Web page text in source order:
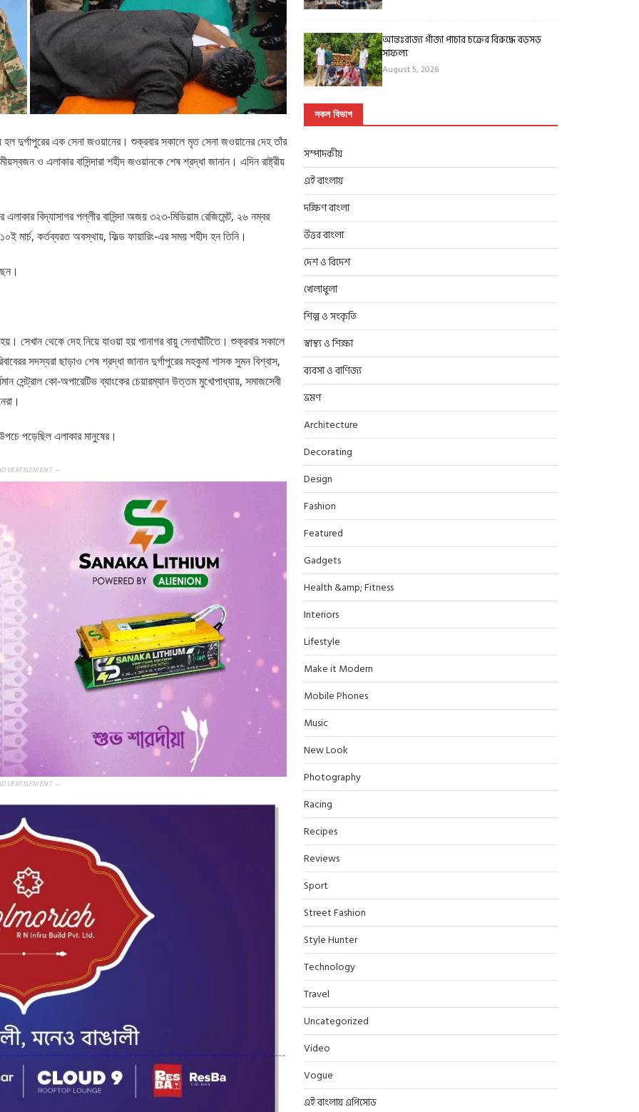
হল দুর্গাপুরের এক সেনা জওয়ানের। শুক্রবার সকালে মৃত সেনা জওয়ানের দেহ তাঁর
ও এলাকার বাসিন্দারা শহীদ জওয়ানকে শেষ শ্রদ্ধা জানান।‌ এদিন রাষ্ট্রীয়
বিদ্যাসাগর পল্লীর বাসিন্দা অজয় ৩২৩-মিডিয়াম রেজিমেন্ট, ২৬ নম্বর
মার্চ, কর্তব্যরত অবস্থায়, ফিল্ড ফায়ারিং-এর সময় শহীদ হন তিনি।
সেখান থেকে দেহ নিয়ে যাওয়া হয় পানাগর বায়ু সেনাঘাঁটিতে। শুক্রবার সকালে
সদস্যরা ছাড়াও শেষ শ্রদ্ধা জানান দুর্গাপুরের মহকুমা শাসক সুমন বিশ্বাস,
সেন্ট্রাল কো-অপারেটিভ ব্যাংকের চেয়ারম্যান উত্তম মুখোপাধ্যায়, সমাজসেবী
পড়েছিল এলাকার মানুষের।
—
—
আন্তঃরাজ্য গাঁজা পাচার চক্রের বিরুদ্ধে বড়সড়
সাফল্য
August 5, 2026
সকল বিভাগ
সম্পাদকীয়
এই বাংলায়
দক্ষিণ বাংলা
উত্তর বাংলা
দেশ ও বিদেশ
খেলাধুলা
শিল্প ও সংকৃতি
স্বাস্থ্য ও শিক্ষা
ব্যবসা ও বাণিজ্য
ভ্রমণ
Architecture
Decorating
Design
Fashion
Featured
Gadgets
Health &amp; Fitness
Interiors
Lifestyle
Make it Modern
Mobile Phones
Music
New Look
Photography
Racing
Recipes
Reviews
Sport
Street Fashion
Style Hunter
Technology
Travel
Uncategorized
Video
Vogue
এই বাংলায় এপিসোড